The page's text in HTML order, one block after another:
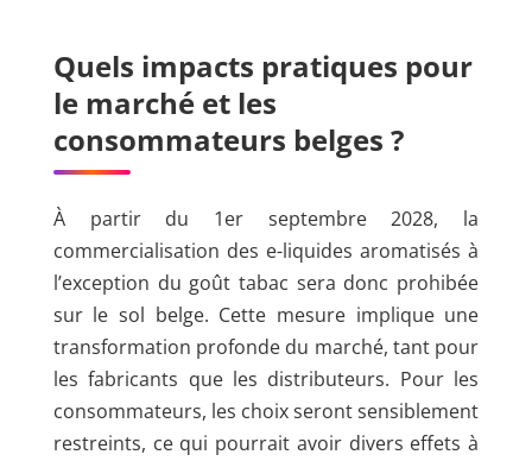
Quels impacts pratiques pour
le marché et les
consommateurs belges ?
À partir du 1er septembre 2028, la
commercialisation des e-liquides aromatisés à
l’exception du goût tabac sera donc prohibée
sur le sol belge. Cette mesure implique une
transformation profonde du marché, tant pour
les fabricants que les distributeurs. Pour les
consommateurs, les choix seront sensiblement
restreints, ce qui pourrait avoir divers effets à